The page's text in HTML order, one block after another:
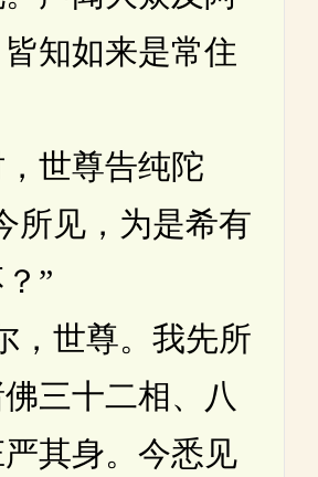
知如来是常住
尊告纯陀
所见，为是希有
”
世尊。我先所
三十二相、八
其身。今悉见